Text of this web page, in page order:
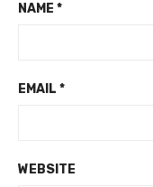
NAME *
EMAIL *
WEBSITE